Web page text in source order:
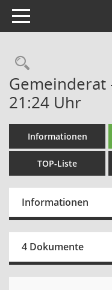
Toggle navigation
Gemeinderat
21:24 Uhr
Informationen
TOP-Liste
Informationen
4 Dokumente